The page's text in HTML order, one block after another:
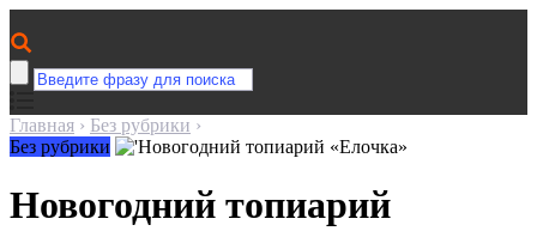
Главная › Без рубрики ›
Без рубрики
Новогодний топиарий